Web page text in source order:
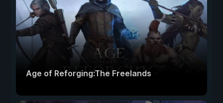
Age of Reforging:The Freelands